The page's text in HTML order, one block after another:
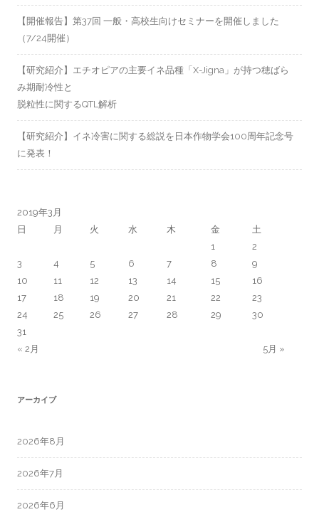
【開催報告】第37回 一般・高校生向けセミナーを開催しました
（7/24開催）
【研究紹介】エチオピアの主要イネ品種「X-Jigna」が持つ穂ばら
み期耐冷性と
脱粒性に関するQTL解析
【研究紹介】イネ冷害に関する総説を日本作物学会100周年記念号
に発表！
2019年3月
日
月 火 水 木 金 土
« 2月 5月 »
1
2
3
4 5 6 7 8
9
10
11 12 13 14 15
16
17
18 19 20 21 22
23
24
25 26 27 28 29
30
31
アーカイブ
2026年8月
2026年7月
2026年6月